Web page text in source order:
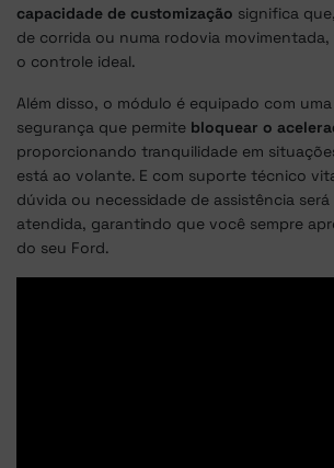
capacidade de customização significa
de corrida ou numa rodovia
o controle ideal.
Além disso, o módulo é equipado com
segurança que permite bloquear o
proporcionando tranquilidade em
está ao volante. E com suporte técnico
dúvida ou necessidade de assistência
atendida, garantindo que você sempre
do seu Ford.